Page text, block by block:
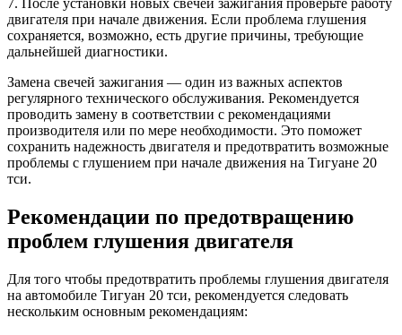
7. После установки новых свечей зажигания проверьте работу
двигателя при начале движения. Если проблема глушения
сохраняется, возможно, есть другие причины, требующие
дальнейшей диагностики.
Замена свечей зажигания — один из важных аспектов
регулярного технического обслуживания. Рекомендуется
проводить замену в соответствии с рекомендациями
производителя или по мере необходимости. Это поможет
сохранить надежность двигателя и предотвратить возможные
проблемы с глушением при начале движения на Тигуане 20
тси.
Рекомендации по предотвращению
проблем глушения двигателя
Для того чтобы предотвратить проблемы глушения двигателя
на автомобиле Тигуан 20 тси, рекомендуется следовать
нескольким основным рекомендациям: